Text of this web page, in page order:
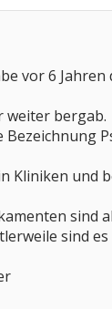
vor 6
weiter bergab.
Kliniken und
sind
sind